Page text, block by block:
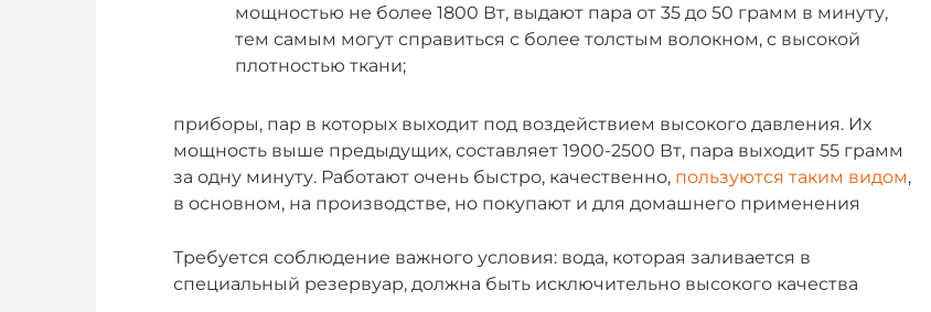
мощностью не более 1800 Вт, выдают пара от 35 до 50 грамм в минуту,
тем самым могут справиться с более толстым волокном, с высокой
плотностью ткани;
приборы, пар в которых выходит под воздействием высокого давления. Их
мощность выше предыдущих, составляет 1900-2500 Вт, пара выходит 55 грамм
за одну минуту. Работают очень быстро, качественно, пользуются таким видом,
в основном, на производстве, но покупают и для домашнего применения
Требуется соблюдение важного условия: вода, которая заливается в
специальный резервуар, должна быть исключительно высокого качества